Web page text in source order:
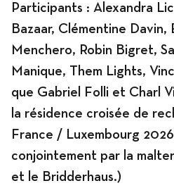
Participants : Alexandra
Bazaar, Clémentine Davin,
Menchero, Robin Bigret,
Manique, Them Lights,
que Gabriel Folli et Charl
la résidence croisée de
France / Luxembourg
conjointement par la
et le Bridderhaus.)